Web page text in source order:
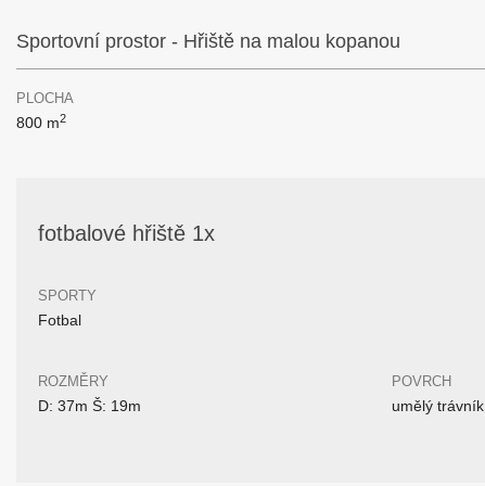
Sportovní prostor - Hřiště na malou kopanou
PLOCHA
800 m2
fotbalové hřiště 1x
SPORTY
Fotbal
ROZMĚRY
D: 37m Š: 19m
POVRCH
umělý trávník